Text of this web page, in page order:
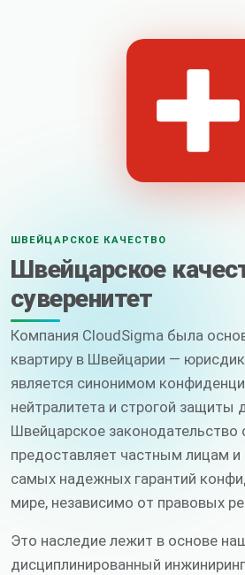
ШВЕЙЦАРСКОЕ КАЧЕСТВО
Швейцарское
суверенитет
Компания CloudSigma была
квартиру в Швейцарии —
является синонимом
нейтралитета и строгой защиты
Швейцарское
предоставляет частным лицам
самых надежных гарантий
мире, независимо от правовых
Это наследие лежит в основе
дисциплинированный